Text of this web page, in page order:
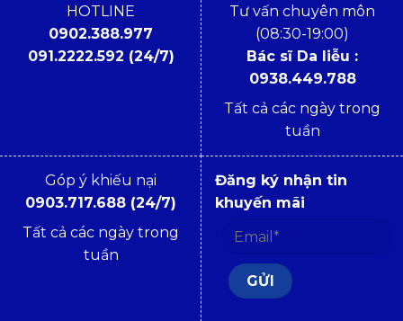
HOTLINE
0902.388.977
091.2222.592 (24/7)
Tư vấn chuyên môn
(08:30-19:00)
Bác sĩ Da liễu :
0938.449.788
Tất cả các ngày trong
tuần
Góp ý khiếu nại
0903.717.688 (24/7)
Tất cả các ngày trong
tuần
Đăng ký nhận tin
khuyến mãi